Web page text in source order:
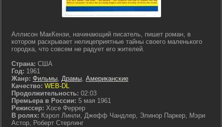
Аллисон МакКензи, начинающий писатель, пишет роман, в
котором раскрывает нелицеприятные тайны своего маленького
городка, что совсем не радует его жителей.
Страна: США
Год: 1961
Жанр: Фильмы, Драмы, Американские
Качество: WEB-DL
Продолжительность: 02:03
Премьера в России: 5 мая 1961
Режиссер: Хосе Феррер
В ролях: Кэрол Линли, Джефф Чандлер, Элинор Паркер, Мэри
Астор, Роберт Стерлинг